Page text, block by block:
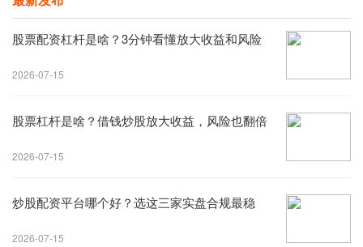
股票配资杠杆是啥？3分钟看懂放大收益和风险
2026-07-15
股票杠杆是啥？借钱炒股放大收益，风险也翻倍
2026-07-15
炒股配资平台哪个好？选这三家实盘合规最稳
2026-07-15